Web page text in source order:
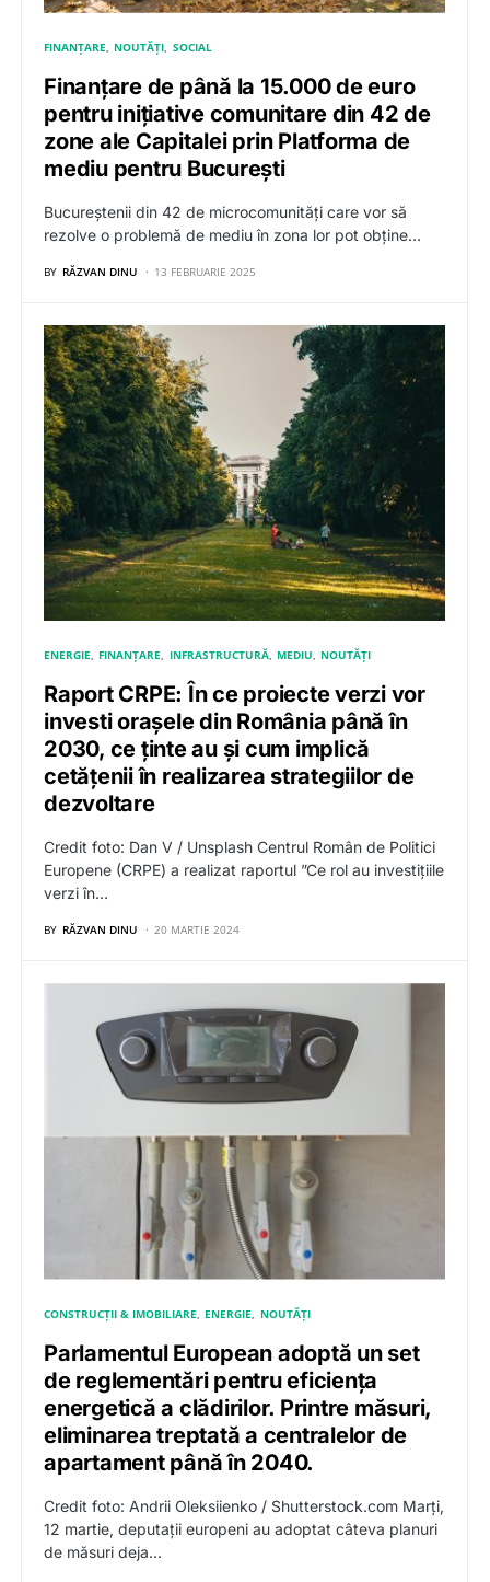
FINANȚARE NOUTĂȚI SOCIAL
Finanțare de până la 15.000 de euro
pentru inițiative comunitare din 42 de
zone ale Capitalei prin Platforma de
mediu pentru București
Bucureștenii din 42 de microcomunități care vor să
rezolve o problemă de mediu în zona lor pot obține…
BY RĂZVAN DINU 13 FEBRUARIE 2025
ENERGIE FINANȚARE INFRASTRUCTURĂ MEDIU NOUTĂȚI
Raport CRPE: În ce proiecte verzi vor
investi orașele din România până în
2030, ce ținte au și cum implică
cetățenii în realizarea strategiilor de
dezvoltare
Credit foto: Dan V / Unsplash Centrul Român de Politici
Europene (CRPE) a realizat raportul ”Ce rol au investițiile
verzi în…
BY RĂZVAN DINU 20 MARTIE 2024
CONSTRUCȚII & IMOBILIARE ENERGIE NOUTĂȚI
Parlamentul European adoptă un set
de reglementări pentru eficiența
energetică a clădirilor. Printre măsuri,
eliminarea treptată a centralelor de
apartament până în 2040.
Credit foto: Andrii Oleksiienko / Shutterstock.com Marți,
12 martie, deputații europeni au adoptat câteva planuri
de măsuri deja…